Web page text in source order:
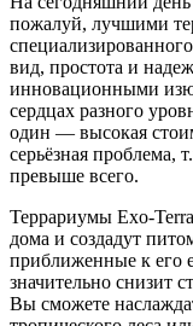
пожалуй, лучшими
вид, простота и
инновационными
сердцах разного
один — высокая
серьёзная проблема,
превыше всего.
Террариумы Exo-
дома и создадут
приближенные к его
значительно снизит
Вы сможете